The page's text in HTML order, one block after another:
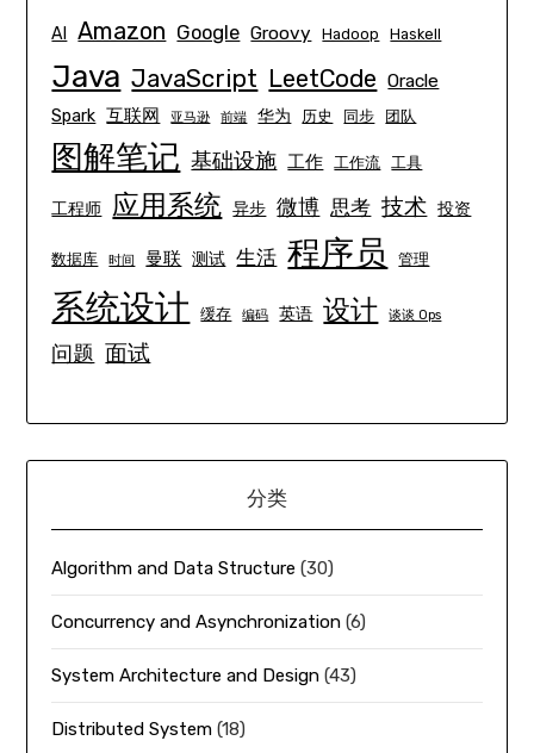
AI Amazon Google Groovy Hadoop Haskell
Java JavaScript LeetCode Oracle
Spark 互联网 亚马逊 前端 华为 历史 同步 团队
图解笔记 基础设施 工作 工作流 工具
工程师 应用系统 异步 微博 思考 技术 投资
数据库 时间 曼联 测试 生活 程序员 管理
系统设计 缓存 编码 英语 设计 谈谈 Ops
问题 面试
分类
Algorithm and Data Structure (30)
Concurrency and Asynchronization (6)
System Architecture and Design (43)
Distributed System (18)